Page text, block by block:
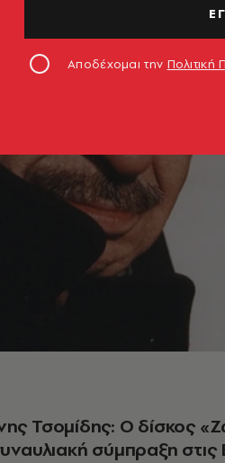
Τσομίδης: O δίσκος
σύμπραξη στις
Αποδέχομαι την